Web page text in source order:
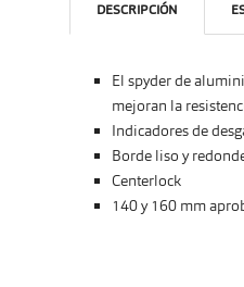
DESCRIPCIÓN
El spyder de
mejoran la
Indicadores de
Borde liso y
Centerlock
140 y 160 mm